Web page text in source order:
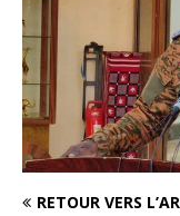
RETOUR VERS